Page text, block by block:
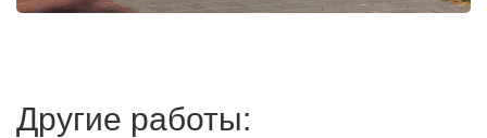
Другие работы: